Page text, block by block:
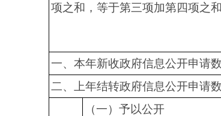
项之和，等于第三项加第四项之和
一、本年新收政府信息公开申请
二、上年结转政府信息公开申请
（一）予以公开